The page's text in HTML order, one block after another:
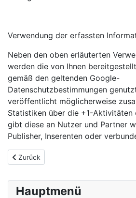
Verwendung der erfassten
Neben den oben erläuterten
werden die von Ihnen
gemäß den geltenden Google-
Datenschutzbestimmungen
veröffentlicht möglicherweise
Statistiken über die +1-Aktivitäten
gibt diese an Nutzer und Partner
Publisher, Inserenten oder
Vorheriger Beitrag: Datenschutz
Zurück
Hauptmenü